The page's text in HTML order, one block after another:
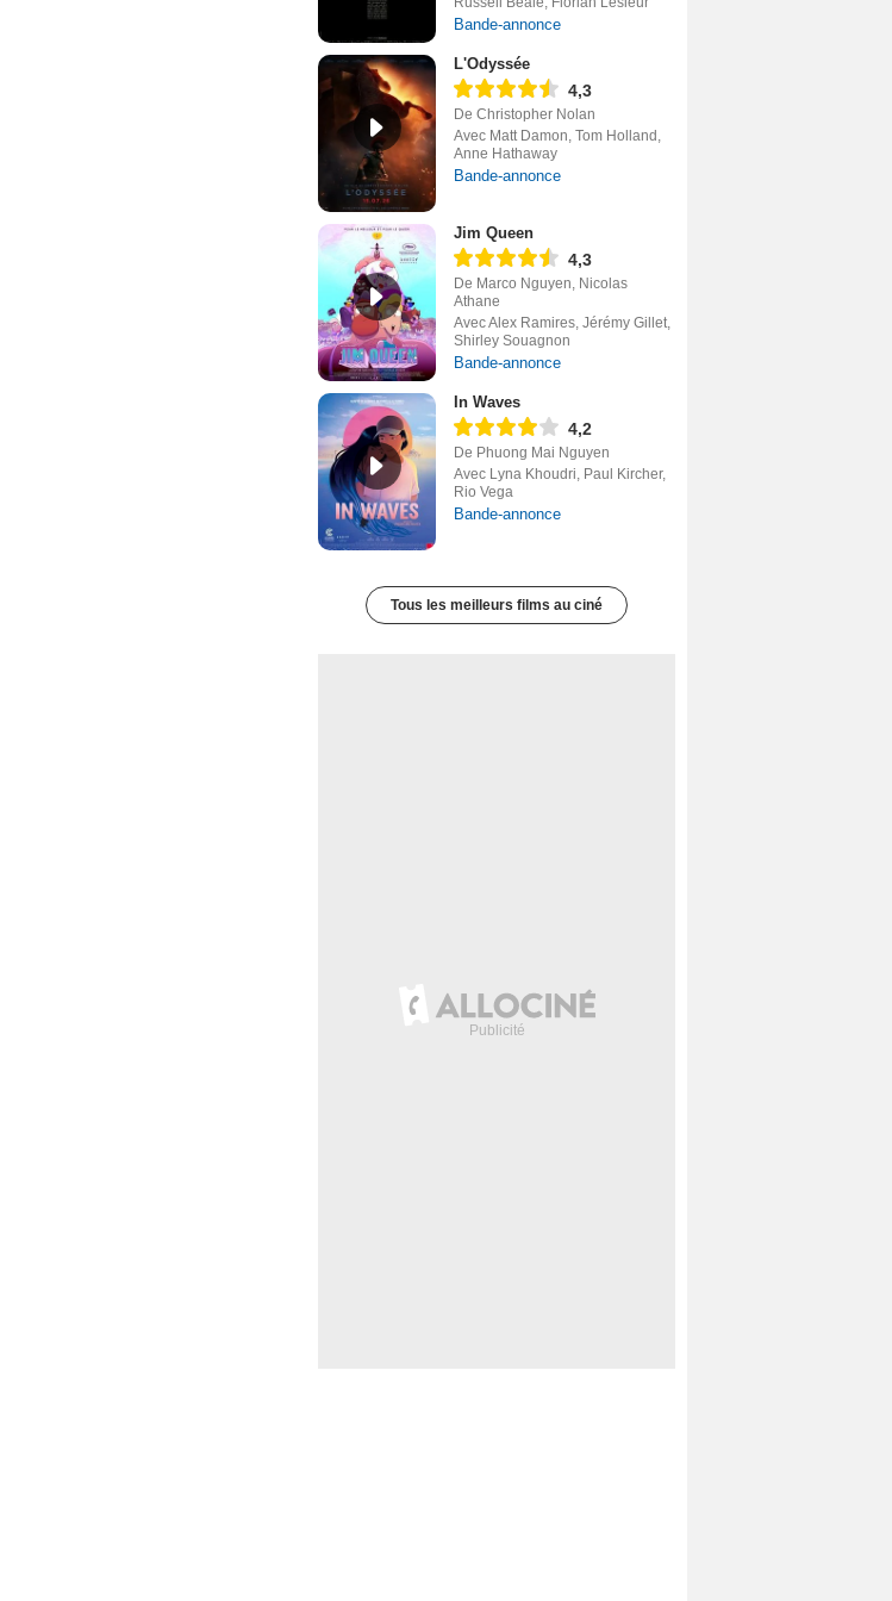
Bande-annonce
L'Odyssée
4,3
De Christopher Nolan
Avec Matt Damon, Tom Holland,
Anne Hathaway
Bande-annonce
Jim Queen
4,3
De Marco Nguyen, Nicolas
Athane
Avec Alex Ramires, Jérémy Gillet,
Shirley Souagnon
Bande-annonce
In Waves
4,2
De Phuong Mai Nguyen
Avec Lyna Khoudri, Paul Kircher,
Rio Vega
Bande-annonce
Tous les meilleurs films au ciné